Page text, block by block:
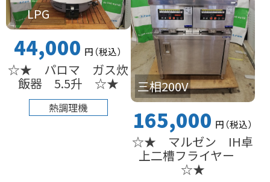
LPG
44,000 円（税込）
☆★ パロマ ガス炊
飯器 5.5升 ☆★
熱調理機
三相200V
165,000 円（税込）
☆★ マルゼン IH卓
上二槽フライヤー
☆★